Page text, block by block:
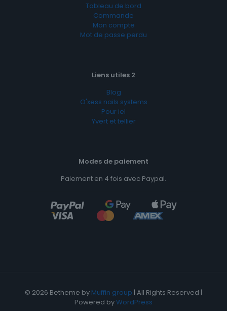
Tableau de bord
Commande
Mon compte
Mot de passe perdu
Liens utiles 2
Blog
O'xess nails systems
Pour iel
Yvert et tellier
Modes de paiement
Paiement en 4 fois avec Paypal.
© 2026 Betheme by Muffin group | All Rights Reserved |
Powered byWordPress